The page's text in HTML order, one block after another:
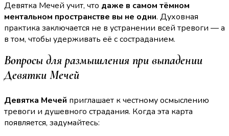
Девятка Мечей учит, что даже в самом тёмном
ментальном пространстве вы не одни. Духовная
практика заключается не в устранении всей тревоги — а
в том, чтобы удерживать её с состраданием.
Вопросы для размышления при выпадении
Девятки Мечей
Девятка Мечей приглашает к честному осмыслению
тревоги и душевного страдания. Когда эта карта
появляется, задумайтесь: